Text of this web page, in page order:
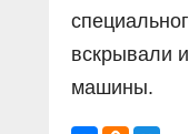
вскрывали
машины.